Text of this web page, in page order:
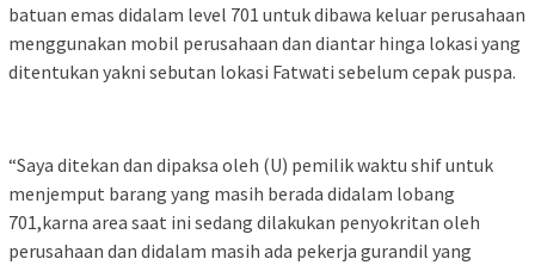
batuan emas didalam level 701 untuk dibawa keluar perusahaan
menggunakan mobil perusahaan dan diantar hinga lokasi yang
ditentukan yakni sebutan lokasi Fatwati sebelum cepak puspa.
“Saya ditekan dan dipaksa oleh (U) pemilik waktu shif untuk
menjemput barang yang masih berada didalam lobang
701,karna area saat ini sedang dilakukan penyokritan oleh
perusahaan dan didalam masih ada pekerja gurandil yang